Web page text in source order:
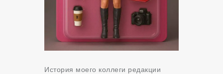
История моего коллеги редакции